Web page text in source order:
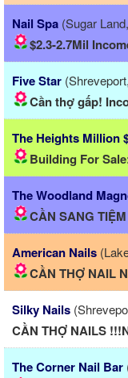
Nail Spa (Sugar
$2.3-2.7Mil
Five Star
Cần thợ gấp!
The Heights Million
Building For
The Woodland
CẦN SANG TIỆM
American Nails
CẦN THỢ NAIL
Silky Nails
CẦN THỢ NAILS
The Corner Nail Bar